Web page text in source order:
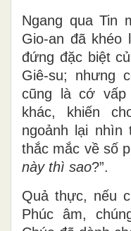
Ngang qua Tin
Gio-an đã khéo
đứng đặc biệt
Giê-su; nhưng
cũng là cớ vấp
khác, khiến
ngoảnh lại nhìn
thắc mắc về số
này thì sao?”.
Quả thực, nếu
Phúc âm,